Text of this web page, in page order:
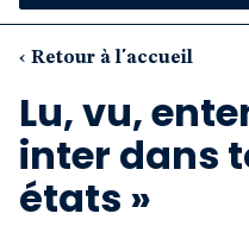
Nos
‹ Retour à l'accueil
Lu, vu,
inter dans
états »